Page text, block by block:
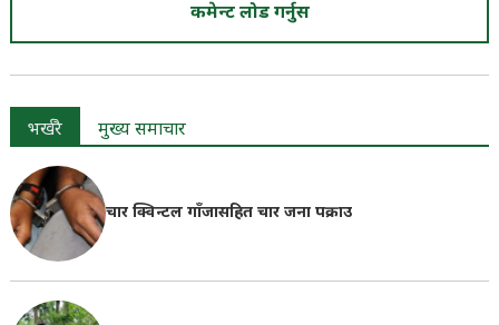
कमेन्ट लोड गर्नुस
भर्खरै मुख्य समाचार
चार क्विन्टल गाँजासहित चार जना पक्राउ